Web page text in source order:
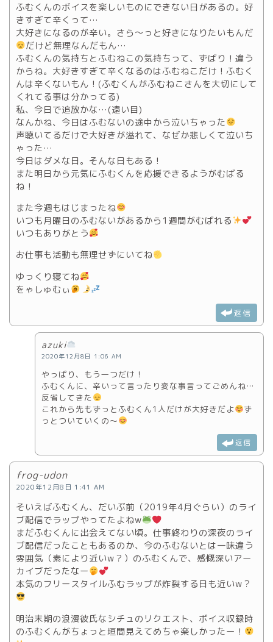
ふむくんのボイスを楽しいものにできない日があるの。好
きすぎて辛くって…
大好きになるのが辛い。さら〜っと好きになりたいもんだ
だけど無理なんだもん…
ふむくんの気持ちとふむねこの気持ちって、ずばり！違う
からね。大好きすぎて辛くなるのはふむねこだけ！ふむく
んは辛くないもん！(ふむくんがふむねこさんを大切にして
くれてる事は分かってる)
私、今日で追放かな…(遠い目)
なんかね、今日はふむないの途中から泣いちゃった
声聴いてるだけで大好きが溢れて、なぜか悲しくて泣いち
ゃった…
今日はダメな日。そんな日もある！
また明日から元気にふむくんを応援できるようがむばる
ね！
また今週もはじまったね
いつも月曜日のふむないがあるから1週間がむばれる
いつもありがとう
お仕事も活動も無理せずにいてね
ゆっくり寝てね
をゃしゅむぃ
返信
azuki
2020年12月8日 1:06 AM
やっぱり、もう一つだけ！
ふむくんに、辛いって言ったり変な事言ってごめんね…
反省してきた
これから先もずっとふむくん1人だけが大好きだよ
ず
っとついていくの〜
返信
frog-udon
2020年12月8日 1:41 AM
そいえばふむくん、だいぶ前（2019年4月ぐらい）のライ
ブ配信でラップやってたよねw
まだふむくんに出会えてない頃。仕事終わりの深夜のライ
ブ配信だったこともあるのか、今のふむないとは一味違う
雰囲気（素により近いw？）のふむくんで、感慨深いアー
カイブだったなー
本気のフリースタイルふむラップが炸裂する日も近いw？
明治末期の浪漫彼氏なシチュのリクエスト、ボイス収録時
のふむくんがちょっと垣間見えてめちゃ楽しかったー！